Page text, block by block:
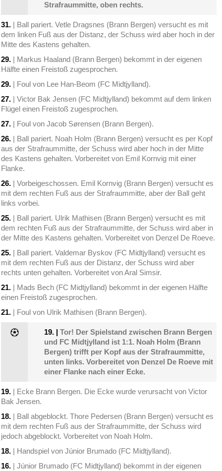
Strafraummitte, oben rechts.
31. | Ball pariert. Vetle Dragsnes (Brann Bergen) versucht es mit
dem linken Fuß aus der Distanz, der Schuss wird aber hoch in der
Mitte des Kastens gehalten.
29. | Markus Haaland (Brann Bergen) bekommt in der eigenen
Hälfte einen Freistoß zugesprochen.
29. | Foul von Lee Han-Beom (FC Midtjylland).
27. | Victor Bak Jensen (FC Midtjylland) bekommt auf dem linken
Flügel einen Freistoß zugesprochen.
27. | Foul von Jacob Sørensen (Brann Bergen).
26. | Ball pariert. Noah Holm (Brann Bergen) versucht es per Kopf
aus der Strafraummitte, der Schuss wird aber hoch in der Mitte
des Kastens gehalten. Vorbereitet von Emil Kornvig mit einer
Flanke.
26. | Vorbeigeschossen. Emil Kornvig (Brann Bergen) versucht es
mit dem rechten Fuß aus der Strafraummitte, aber der Ball geht
links vorbei.
25. | Ball pariert. Ulrik Mathisen (Brann Bergen) versucht es mit
dem rechten Fuß aus der Strafraummitte, der Schuss wird aber in
der Mitte des Kastens gehalten. Vorbereitet von Denzel De Roeve.
25. | Ball pariert. Valdemar Byskov (FC Midtjylland) versucht es
mit dem rechten Fuß aus der Distanz, der Schuss wird aber
rechts unten gehalten. Vorbereitet von Aral Simsir.
21. | Mads Bech (FC Midtjylland) bekommt in der eigenen Hälfte
einen Freistoß zugesprochen.
21. | Foul von Ulrik Mathisen (Brann Bergen).
19. |Tor! Der Spielstand zwischen Brann Bergen
und FC Midtjylland ist 1:1. Noah Holm (Brann
Bergen) trifft per Kopf aus der Strafraummitte,
unten links. Vorbereitet von Denzel De Roeve mit
einer Flanke nach einer Ecke.
19. | Ecke Brann Bergen. Die Ecke wurde verursacht von Victor
Bak Jensen.
18. | Ball abgeblockt. Thore Pedersen (Brann Bergen) versucht es
mit dem rechten Fuß aus der Strafraummitte, der Schuss wird
jedoch abgeblockt. Vorbereitet von Noah Holm.
18. | Handspiel von Júnior Brumado (FC Midtjylland).
16. | Júnior Brumado (FC Midtjylland) bekommt in der eigenen